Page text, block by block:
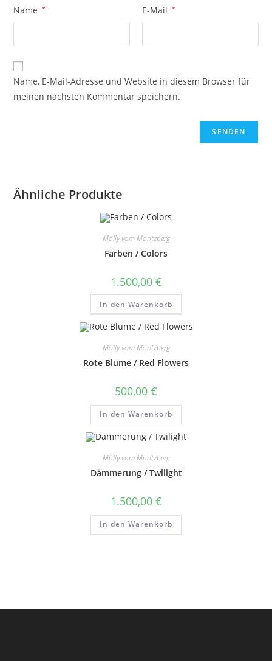
Name * E-Mail *
Name, E-Mail-Adresse und Website in diesem Browser für
meinen nächsten Kommentar speichern.
Ähnliche Produkte
Mölly vom Moritzberg
Farben / Colors
1.500,00 €
In den Warenkorb
Mölly vom Moritzberg
Rote Blume / Red Flowers
500,00 €
In den Warenkorb
Mölly vom Moritzberg
Dämmerung / Twilight
1.500,00 €
In den Warenkorb